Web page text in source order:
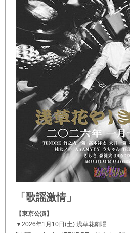
「歌謡激情」
【東京公演】
▼2026年1月10日(土) 浅草花劇場